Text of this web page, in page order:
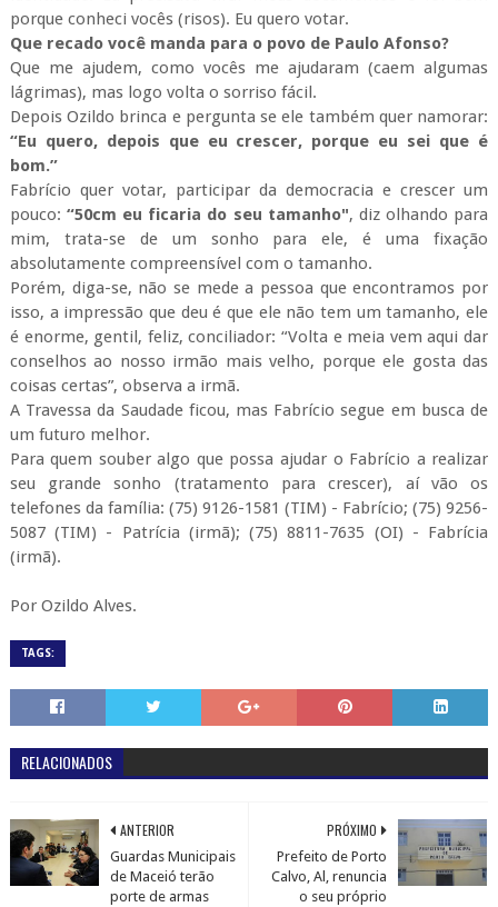
porque conheci vocês (risos). Eu quero votar.
Que recado você manda para o povo de Paulo Afonso?
Que me ajudem, como vocês me ajudaram (caem algumas
lágrimas), mas logo volta o sorriso fácil.
Depois Ozildo brinca e pergunta se ele também quer namorar:
“Eu quero, depois que eu crescer, porque eu sei que é
bom.”
Fabrício quer votar, participar da democracia e crescer um
pouco:“50cm eu ficaria do seu tamanho", diz olhando para
mim, trata-se de um sonho para ele, é uma fixação
absolutamente compreensível com o tamanho.
Porém, diga-se, não se mede a pessoa que encontramos por
isso, a impressão que deu é que ele não tem um tamanho, ele
é enorme, gentil, feliz, conciliador: “Volta e meia vem aqui dar
conselhos ao nosso irmão mais velho, porque ele gosta das
coisas certas”, observa a irmã.
A Travessa da Saudade ficou, mas Fabrício segue em busca de
um futuro melhor.
Para quem souber algo que possa ajudar o Fabrício a realizar
seu grande sonho (tratamento para crescer), aí vão os
telefones da família: (75) 9126-1581 (TIM) - Fabrício; (75) 9256-
5087 (TIM) - Patrícia (irmã); (75) 8811-7635 (OI) - Fabrícia
(irmã).
Por Ozildo Alves.
TAGS:
RELACIONADOS
PRÓXIMO
Prefeito de Porto
Calvo, Al, renuncia
o seu próprio
ANTERIOR
Guardas Municipais
de Maceió terão
porte de armas